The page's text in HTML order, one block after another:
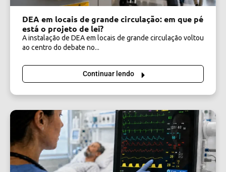
DEA em locais de grande circulação: em que pé
está o projeto de lei?
A instalação de DEA em locais de grande circulação voltou
ao centro do debate no...
Continuar lendo